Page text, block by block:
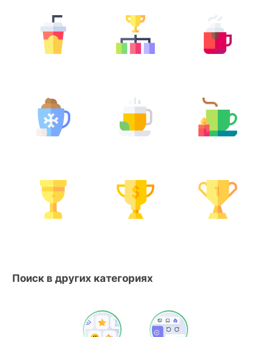
Поиск в других категориях